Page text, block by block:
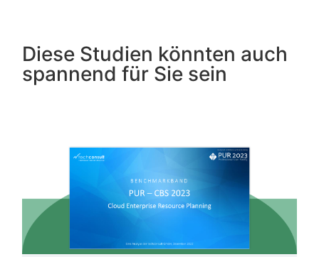
Diese Studien könnten auch
spannend für Sie sein